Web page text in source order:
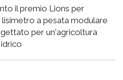
il premio Lions per
a pesata modulare
per un'agricoltura